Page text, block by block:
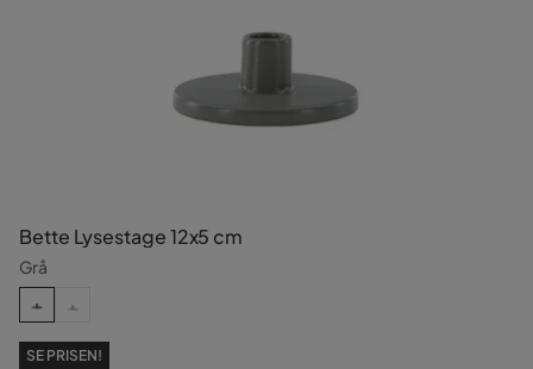
Bette Lysestage 12x5 cm
Grå
SE PRISEN!